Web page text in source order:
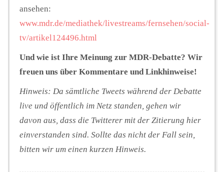
ansehen:
www.mdr.de/mediathek/livestreams/fernsehen/social-
tv/artikel124496.html
Und wie ist Ihre Meinung zur MDR-Debatte? Wir
freuen uns über Kommentare und Linkhinweise!
Hinweis: Da sämtliche Tweets während der Debatte
live und öffentlich im Netz standen, gehen wir
davon aus, dass die Twitterer mit der Zitierung hier
einverstanden sind. Sollte das nicht der Fall sein,
bitten wir um einen kurzen Hinweis.